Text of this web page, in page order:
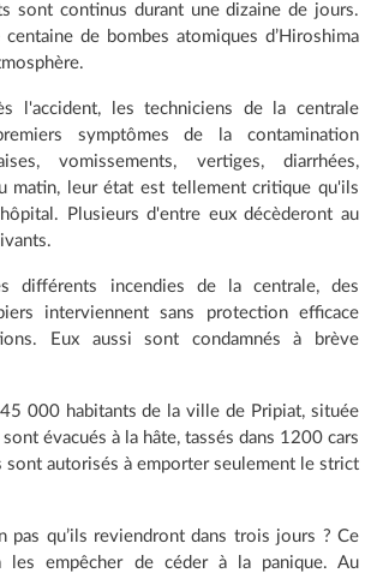
sont continus durant une dizaine de jours.
centaine de bombes atomiques d’Hiroshima
l'accident, les techniciens de la centrale
symptômes de la contamination
vomissements, vertiges, diarrhées,
matin, leur état est tellement critique qu'ils
Plusieurs d'entre eux décèderont au
différents incendies de la centrale, des
interviennent sans protection efficace
Eux aussi sont condamnés à brève
000 habitants de la ville de Pripiat, située
évacués à la hâte, tassés dans 1200 cars
sont autorisés à emporter seulement le strict
pas qu’ils reviendront dans trois jours ? Ce
les empêcher de céder à la panique. Au